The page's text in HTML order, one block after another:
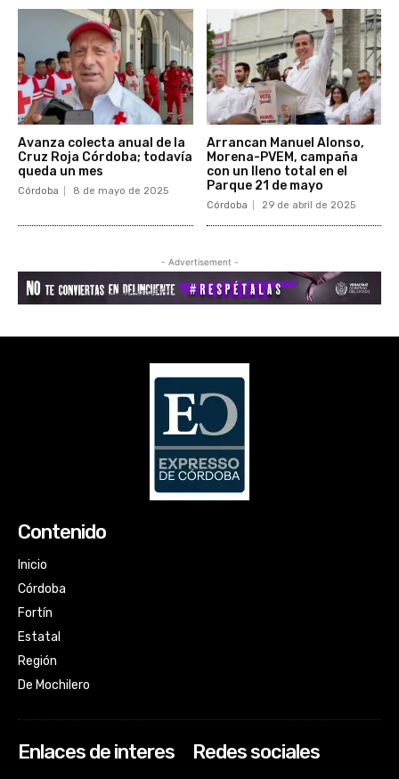
Contenido
Inicio
Córdoba
Fortín
Estatal
Región
De Mochilero
Enlaces de interes Redes sociales